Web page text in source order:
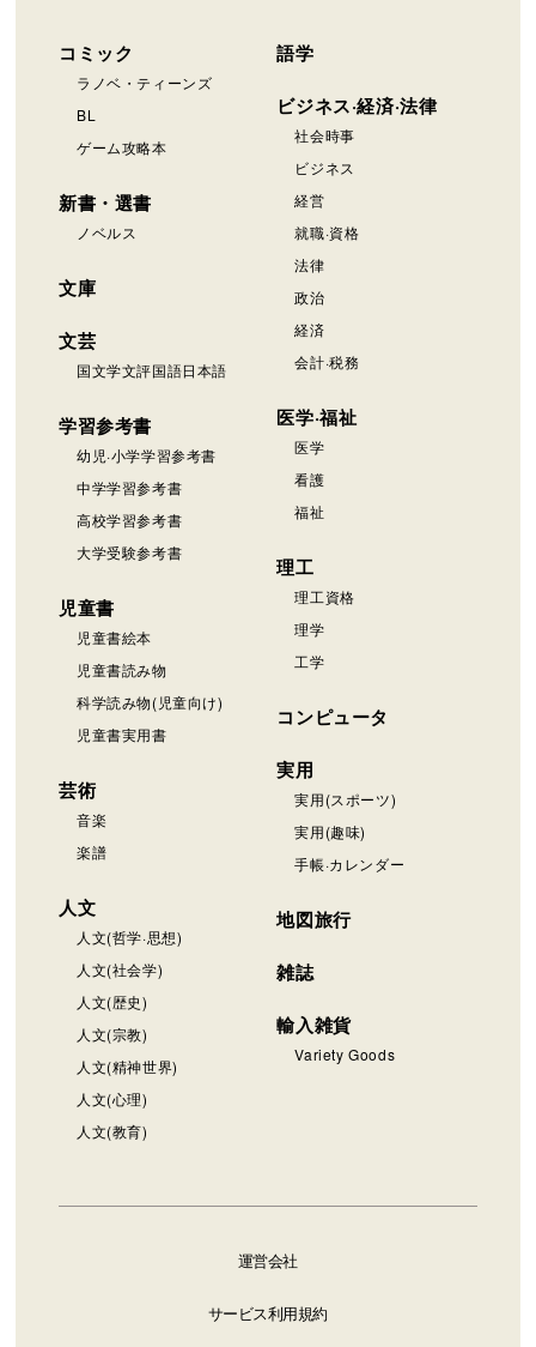
コミック
ラノベ・ティーンズ
BL
ゲーム攻略本
新書・選書
ノベルス
文庫
文芸
国文学文評国語日本語
学習参考書
幼児·小学学習参考書
中学学習参考書
高校学習参考書
大学受験参考書
児童書
児童書絵本
児童書読み物
科学読み物(児童向け)
児童書実用書
芸術
音楽
楽譜
人文
人文(哲学·思想)
人文(社会学)
人文(歴史)
人文(宗教)
人文(精神世界)
人文(心理)
人文(教育)
語学
ビジネス·経済·法律
社会時事
ビジネス
経営
就職·資格
法律
政治
経済
会計·税務
医学·福祉
医学
看護
福祉
理工
理工資格
理学
工学
コンピュータ
実用
実用(スポーツ)
実用(趣味)
手帳·カレンダー
地図旅行
雑誌
輸入雑貨
Variety Goods
運営会社
サービス利用規約